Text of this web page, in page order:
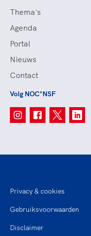
Thema's
Agenda
Portal
Nieuws
Contact
Volg NOC*NSF
Privacy & cookies
Gebruiksvoorwaarden
Disclaimer